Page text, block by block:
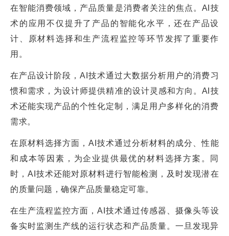
在智能消费领域，产品质量是消费者关注的焦点。AI技
术的应用不仅提升了产品的智能化水平，还在产品设
计、原材料选择和生产流程监控等环节发挥了重要作
用。
在产品设计阶段，AI技术通过大数据分析用户的消费习
惯和需求，为设计师提供精准的设计灵感和方向。AI技
术还能实现产品的个性化定制，满足用户多样化的消费
需求。
在原材料选择方面，AI技术通过分析材料的成分、性能
和成本等因素，为企业提供最优的材料选择方案。同
时，AI技术还能对原材料进行智能检测，及时发现潜在
的质量问题，确保产品质量稳定可靠。
在生产流程监控方面，AI技术通过传感器、摄像头等设
备实时监测生产线的运行状态和产品质量。一旦发现异